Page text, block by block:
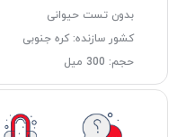
بدون تست حیوانی
کشور سازنده: کره جنوبی
حجم: 300 میل